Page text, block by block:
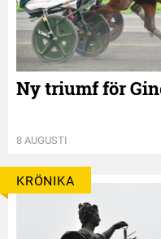
Ny triumf för
8 AUGUSTI
KRÖNIKA